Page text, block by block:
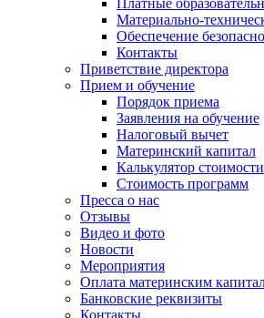
Материально-
Обеспечение
Контакты
Приветствие директора
Прием и обучение
Порядок приема
Заявления на обучение
Налоговый вычет
Материнский капитал
Калькулятор стоимости
Стоимость программ
Пресса о нас
Отзывы
Видео и фото
Новости
Мероприятия
Оплата материнским
Банковские реквизиты
Контакты